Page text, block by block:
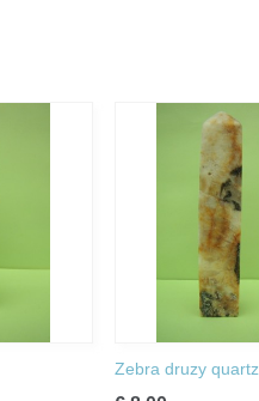
Zebra druzy quartz